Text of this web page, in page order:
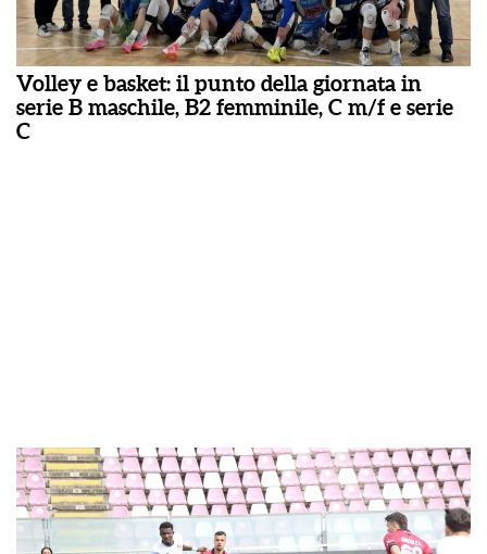
Volley e basket: il punto della giornata in
serie B maschile, B2 femminile, C m/f e serie
C